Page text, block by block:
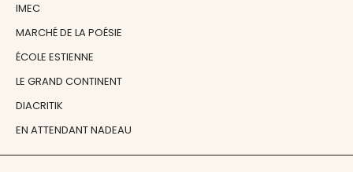
IMEC
MARCHÉ DE LA POÉSIE
ÉCOLE ESTIENNE
LE GRAND CONTINENT
DIACRITIK
EN ATTENDANT NADEAU